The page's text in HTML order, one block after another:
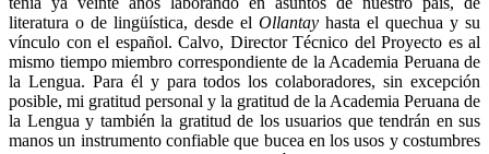
literatura o de lingüística, desde el Ollantay hasta el quechua y su
vínculo con el español. Calvo, Director Técnico del Proyecto es al
mismo tiempo miembro correspondiente de la Academia Peruana de
la Lengua. Para él y para todos los colaboradores, sin excepción
posible, mi gratitud personal y la gratitud de la Academia Peruana de
la Lengua y también la gratitud de los usuarios que tendrán en sus
manos un instrumento confiable que bucea en los usos y costumbres